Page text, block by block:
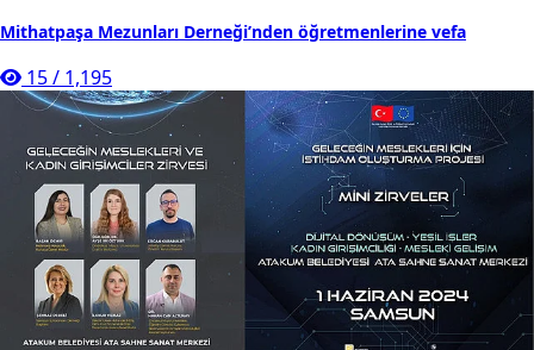
Mithatpaşa Mezunları Derneği’nden öğretmenlerine vefa
15/ 1,195